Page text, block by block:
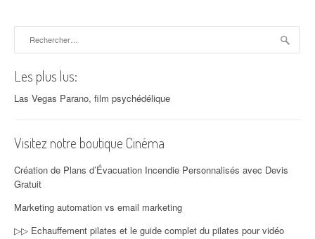
Les plus lus:
Las Vegas Parano, film psychédélique
Visitez notre boutique Cinéma
Création de Plans d’Évacuation Incendie Personnalisés avec Devis
Gratuit
Marketing automation vs email marketing
▷▷ Echauffement pilates et le guide complet du pilates pour vidéo